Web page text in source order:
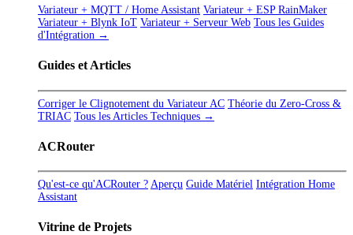
Variateur + MQTT / Home Assistant Variateur + ESP RainMaker
Variateur + Blynk IoT Variateur + Serveur Web Tous les Guides
d'Intégration →
Guides et Articles
Corriger le Clignotement du Variateur AC Théorie du Zero-Cross &
TRIAC Tous les Articles Techniques →
ACRouter
Qu'est-ce qu'ACRouter ? Aperçu Guide Matériel Intégration Home
Assistant
Vitrine de Projets